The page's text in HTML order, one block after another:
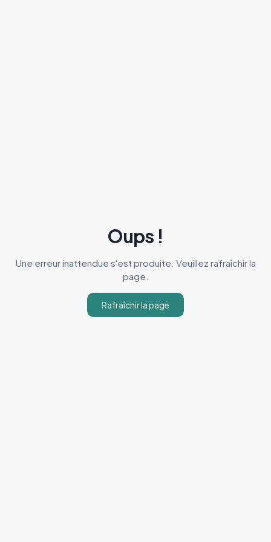
Oups !
Une erreur inattendue s'est produite. Veuillez rafraîchir la
page.
Rafraîchir la page